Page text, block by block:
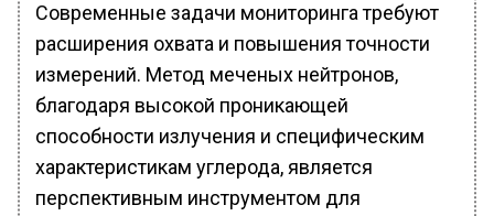
Современные задачи мониторинга требуют
расширения охвата и повышения точности
измерений. Метод меченых нейтронов,
благодаря высокой проникающей
способности излучения и специфическим
характеристикам углерода, является
перспективным инструментом для